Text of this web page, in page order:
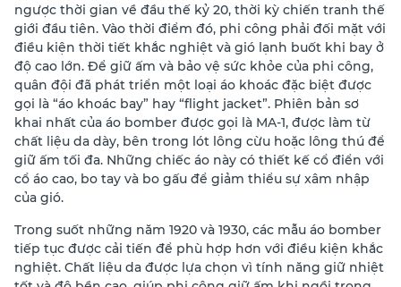
ngược thời gian về đầu thế kỷ 20, thời kỳ chiến tranh thế
giới đầu tiên. Vào thời điểm đó, phi công phải đối mặt với
điều kiện thời tiết khắc nghiệt và gió lạnh buốt khi bay ở
độ cao lớn. Để giữ ấm và bảo vệ sức khỏe của phi công,
quân đội đã phát triển một loại áo khoác đặc biệt được
gọi là “áo khoác bay” hay “flight jacket”. Phiên bản sơ
khai nhất của áo bomber được gọi là MA-1, được làm từ
chất liệu da dày, bên trong lót lông cừu hoặc lông thú để
giữ ấm tối đa. Những chiếc áo này có thiết kế cổ điển với
cổ áo cao, bo tay và bo gấu để giảm thiểu sự xâm nhập
của gió.
Trong suốt những năm 1920 và 1930, các mẫu áo bomber
tiếp tục được cải tiến để phù hợp hơn với điều kiện khắc
nghiệt. Chất liệu da được lựa chọn vì tính năng giữ nhiệt